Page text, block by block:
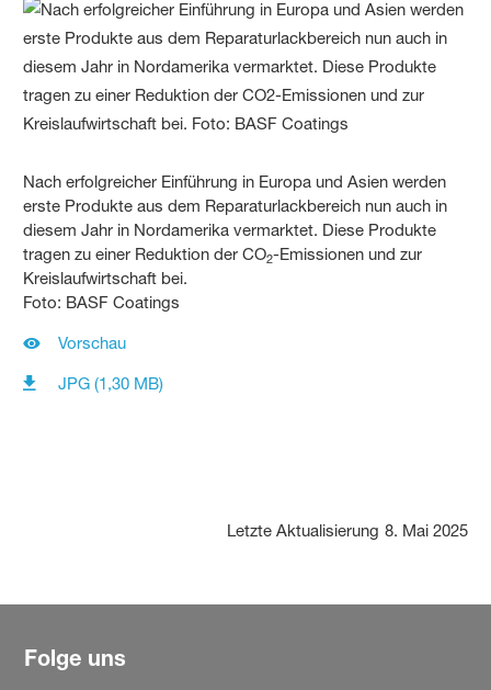
Nach erfolgreicher Einführung in Europa und Asien werden
erste Produkte aus dem Reparaturlackbereich nun auch in
diesem Jahr in Nordamerika vermarktet. Diese Produkte
tragen zu einer Reduktion der CO2-Emissionen und zur
Kreislaufwirtschaft bei.
Foto: BASF Coatings
Vorschau
JPG (1,30 MB)
Letzte Aktualisierung 8. Mai 2025
Folge uns